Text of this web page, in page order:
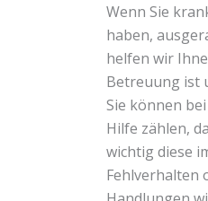
Wenn Sie
haben,
helfen wir
Betreuung ist
Sie können
Hilfe zählen,
wichtig diese
Fehlverhalten